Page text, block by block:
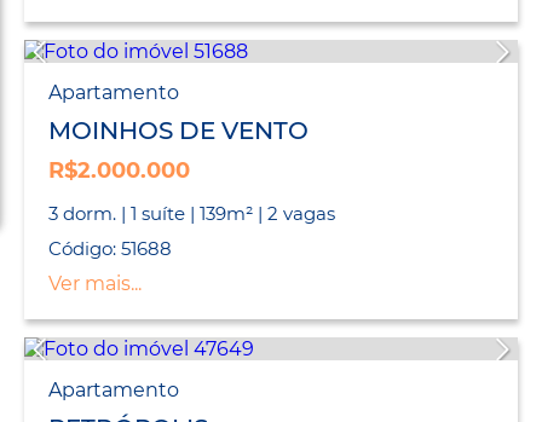
Apartamento
MOINHOS DE VENTO
R$2.000.000
3 dorm. | 1 suíte | 139m² | 2 vagas
Código: 51688
Ver mais...
Apartamento